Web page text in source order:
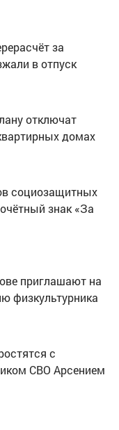
за
в отпуск
отключат
домах
социозащитных
знак «За
приглашают на
физкультурника
с
СВО Арсением